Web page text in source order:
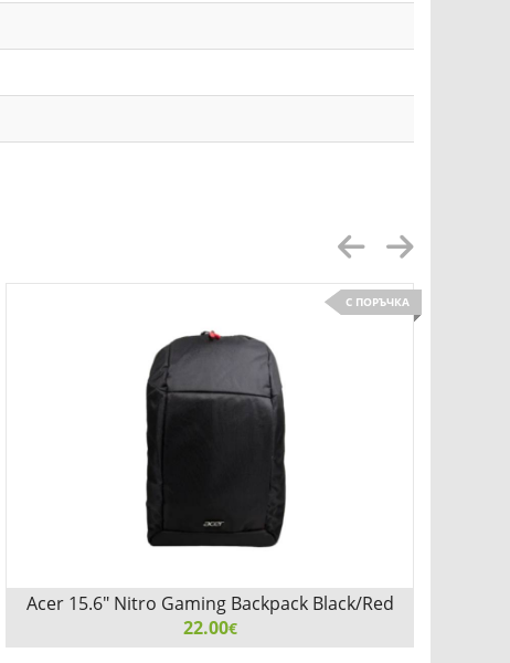
С ПОРЪЧКА
Acer 15.6" Nitro Gaming Backpack Black/Red
22.00€